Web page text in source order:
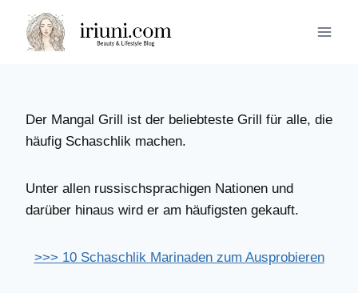
Inhalt
springen
Der Mangal Grill ist der beliebteste Grill für alle, die
häufig Schaschlik machen.
Unter allen russischsprachigen Nationen und
darüber hinaus wird er am häufigsten gekauft.
>>> 10 Schaschlik Marinaden zum Ausprobieren